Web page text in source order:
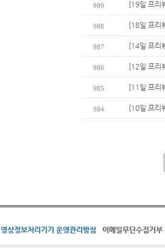
989 [19일 프리
988 [18일 프리
987 [14일 프리
986 [12일 프리
985 [11일 프리
984 [10일 프리
영상정보처리기기 운영관리방침 이메일무단수집거부